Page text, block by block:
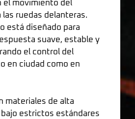
el movimiento del
las ruedas delanteras.
está diseñado para
suave, estable y
el control del
en ciudad como en
materiales de alta
estrictos estándares